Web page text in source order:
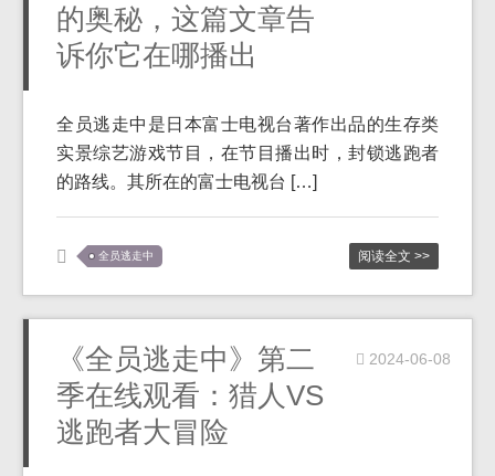
的奥秘，这篇文章告
诉你它在哪播出
全员逃走中是日本富士电视台著作出品的生存类
实景综艺游戏节目，在节目播出时，封锁逃跑者
的路线。其所在的富士电视台 […]
全员逃走中 阅读全文 >>
《全员逃走中》第二
季在线观看：猎人VS
逃跑者大冒险
2024-06-08